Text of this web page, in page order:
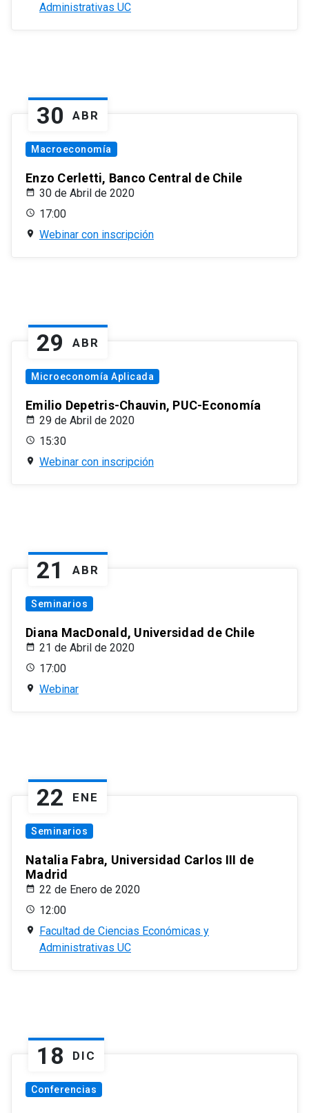
Administrativas UC
30 ABR
Macroeconomía
Enzo Cerletti, Banco Central de Chile
30 de Abril de 2020
17:00
Webinar con inscripción
29 ABR
Microeconomía Aplicada
Emilio Depetris-Chauvin, PUC-Economía
29 de Abril de 2020
15:30
Webinar con inscripción
21 ABR
Seminarios
Diana MacDonald, Universidad de Chile
21 de Abril de 2020
17:00
Webinar
22 ENE
Seminarios
Natalia Fabra, Universidad Carlos III de
Madrid
22 de Enero de 2020
12:00
Facultad de Ciencias Económicas y
Administrativas UC
18 DIC
Conferencias